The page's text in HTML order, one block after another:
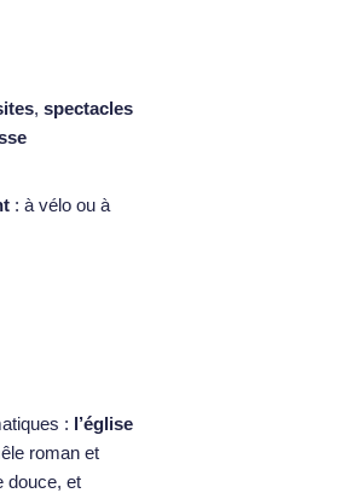
, spectacles
: à vélo ou à
: l’église
roman et
douce, et